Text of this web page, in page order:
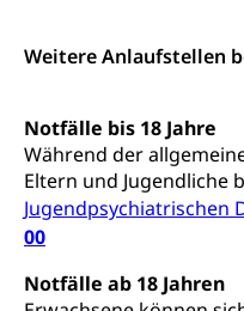
Weitere Anlaufstellen
Notfälle bis 18 Jahre
Während der
Eltern und Jugendliche
Jugendpsychiatrischen
00
Notfälle ab 18 Jahren
Unfallversicherung,
Krankheit, Unfall,
Obligatorische
Kranken- und
sichere Lebensmittel,
Lebensmittelhygiene,
Gesundheitsvorsorge,